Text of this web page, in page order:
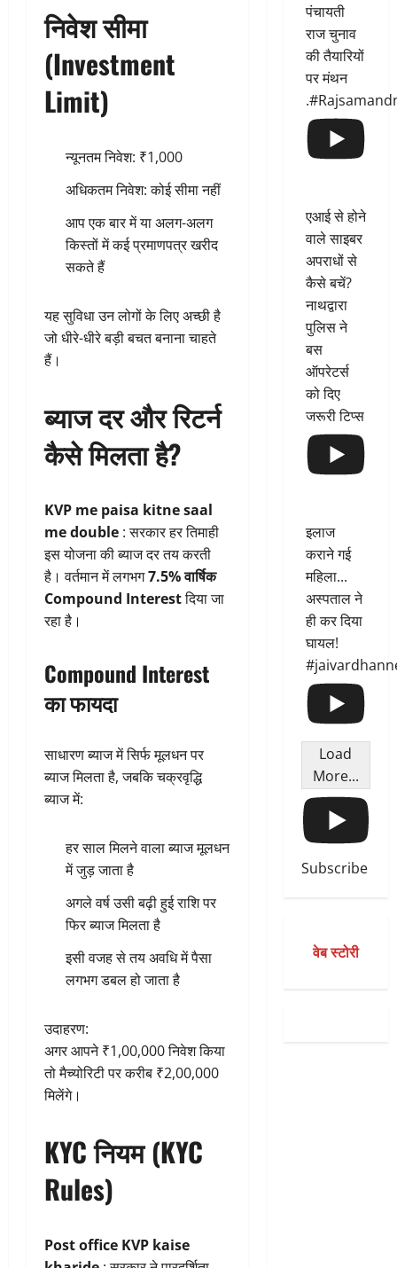
निवेश सीमा
(Investment
Limit)
न्यूनतम निवेश: ₹1,000
अधिकतम निवेश: कोई सीमा नहीं
आप एक बार में या अलग-अलग
किस्तों में कई प्रमाणपत्र खरीद
सकते हैं
यह सुविधा उन लोगों के लिए अच्छी है
जो धीरे-धीरे बड़ी बचत बनाना चाहते
हैं।
ब्याज दर और रिटर्न
कैसे मिलता है?
KVP me paisa kitne saal
me double : सरकार हर तिमाही
इस योजना की ब्याज दर तय करती
है। वर्तमान में लगभग7.5% वार्षिक
Compound Interestदिया जा
रहा है।
Compound Interest
का फायदा
साधारण ब्याज में सिर्फ मूलधन पर
ब्याज मिलता है, जबकि चक्रवृद्धि
ब्याज में:
हर साल मिलने वाला ब्याज मूलधन
में जुड़ जाता है
अगले वर्ष उसी बढ़ी हुई राशि पर
फिर ब्याज मिलता है
इसी वजह से तय अवधि में पैसा
लगभग डबल हो जाता है
उदाहरण:
अगर आपने ₹1,00,000 निवेश किया
तो मैच्योरिटी पर करीब ₹2,00,000
मिलेंगे।
KYC नियम (KYC
Rules)
Post office KVP kaise
पंचायती
राज चुनाव
की तैयारियों
पर मंथन
एआई से होने
वाले साइबर
अपराधों से
कैसे बचें?
नाथद्वारा
पुलिस ने
बस
ऑपरेटर्स
को दिए
जरूरी टिप्स
इलाज
कराने गई
महिला...
अस्पताल ने
ही कर दिया
घायल!
Load
More...
Subscribe
वेब स्टोरी